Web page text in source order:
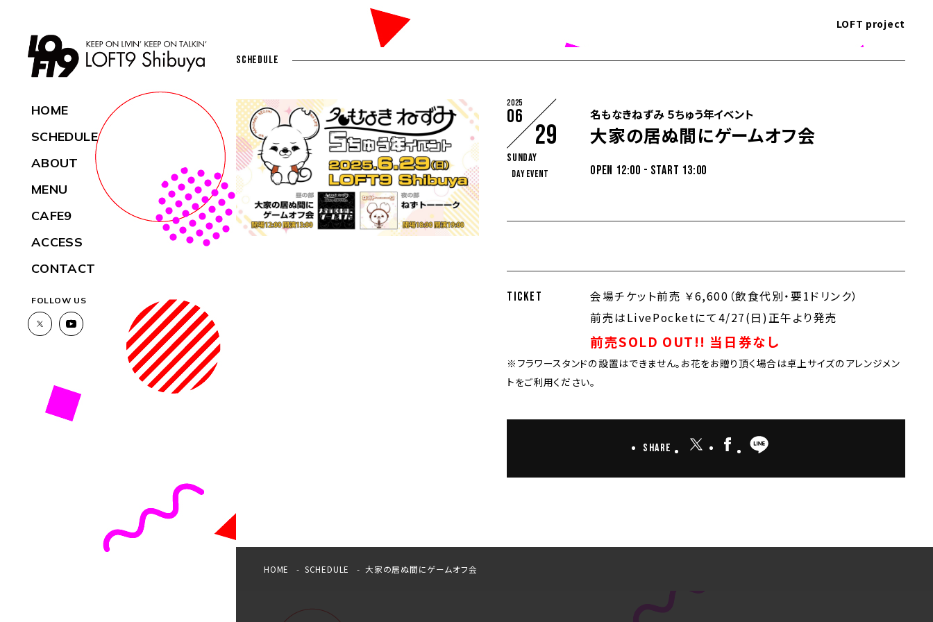
HOME
SCHEDULE
ABOUT
MENU
CAFE9
ACCESS
CONTACT
FOLLOW US
LOFT project
SCHEDULE
2025
06
29
Sunday
DAY EVENT
名もなきねずみ ５ちゅう年イベント
大家の居ぬ間にゲームオフ会
OPEN 12:00 - START 13:00
TICKET
会場チケット前売 ￥6,600（飲食代別・要1ドリンク）
前売はLivePocketにて4/27(日)正午より発売
前売SOLD OUT!! 当日券なし
※フラワースタンドの設置はできません。お花をお贈り頂く場合は卓上サイズのアレンジメン
トをご利用ください。
Share
HOME SCHEDULE 大家の居ぬ間にゲームオフ会